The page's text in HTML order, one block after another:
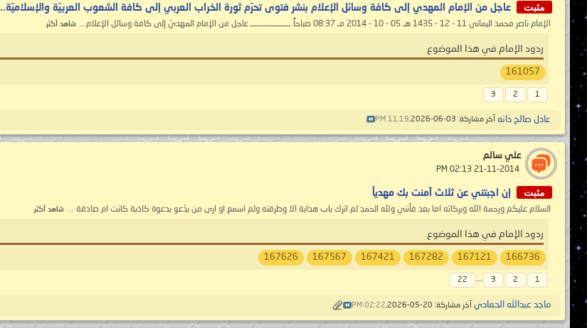
مثبت عاجل من الإمام المهدي إلى كافة وسائل الإعلام بنشر فتوى تحرّم ثورة الخراب العربي إلى كافة الشعوب العربيّة والإسلاميّة..
الإمام ناصر محمد اليماني 11 - 12 - 1435 هـ 05 - 10 - 2014 مـ 08:37 صباحاً ـــــــــــــــــــ عاجل من الإمام المهديّ إلى كافة وسائل الإعلام... شاهد أكثر
ردود الإمام في هذا الموضوع
161057
1
2
3
عادل صالح دانه آخر مشاركة: 03-06-2026, 11:19 PM
علي سالم
مثبت إن اجبتني عن ثلاث آمنت بك مهدياً
السلام عليكم ورحمة الله وبركاته اما بعد فأنني ولله الحمد لم اترك باب هداية الا وطرقته ولم اسمع او ارى من يدّعو بدعوة كاذبة كانت ام صادقة ... شاهد أكثر
ردود الإمام في هذا الموضوع
166736
167121
167282
167421
167567
167626
1
2
3
...
22
ماجد عبدالله الحمادي آخر مشاركة: 20-05-2026, 02:22 PM